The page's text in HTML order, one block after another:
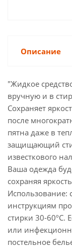
Описание
"Жидкое
вручную и в
Сохраняет
после
пятна даже в
защищающий
известкового
Ваша одежда
сохраняя
Использование:
инструкциям
стирки 30-
или
постельное